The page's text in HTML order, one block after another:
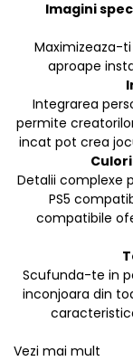
Imagini
Maximizeaza-
aproape
Integrarea
permite
incat pot crea
Detalii complexe
PS5
compatibile
Scufunda-te in
inconjoara din
Vezi mai mult